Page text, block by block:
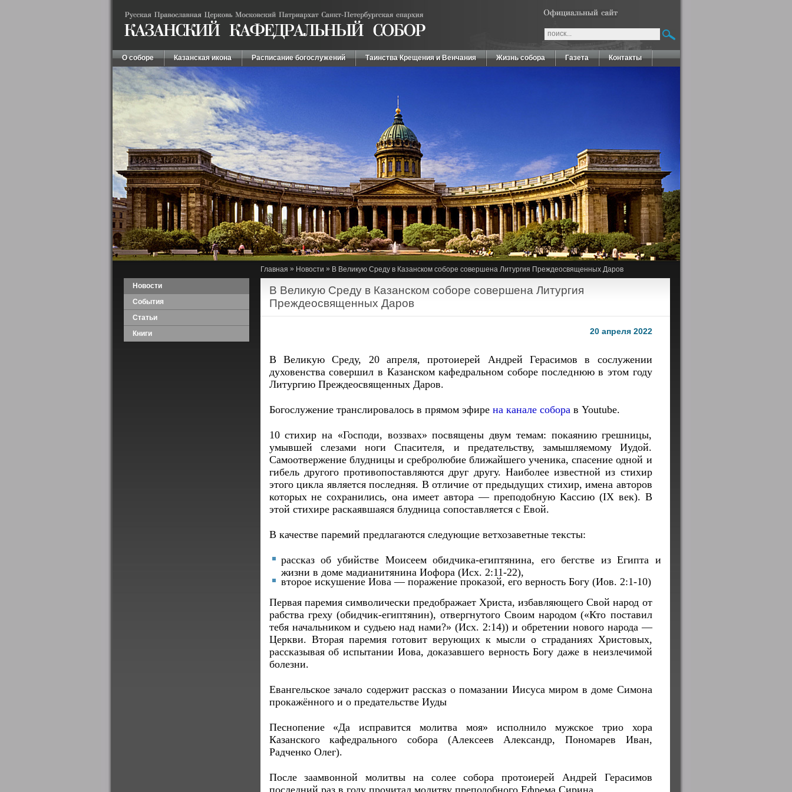
О соборе Казанская икона Расписание богослужений Таинства Крещения и Венчания Жизнь собора Газета Контакты
Новости
События
Статьи
Книги
Главная » Новости » В Великую Среду в Казанском соборе совершена Литургия Преждеосвященных Даров
В Великую Среду в Казанском соборе совершена Литургия
Преждеосвященных Даров
20 апреля 2022
В Великую Среду, 20 апреля, протоиерей Андрей Герасимов в сослужении
духовенства совершил в Казанском кафедральном соборе последнюю в этом году
Литургию Преждеосвященных Даров.
Богослужение транслировалось в прямом эфире на канале соборав Youtube.
10 стихир на «Господи, воззвах» посвящены двум темам: покаянию грешницы,
умывшей слезами ноги Спасителя, и предательству, замышляемому Иудой.
Самоотвержение блудницы и сребролюбие ближайшего ученика, спасение одной и
гибель другого противопоставляются друг другу. Наиболее известной из стихир
этого цикла является последняя. В отличие от предыдущих стихир, имена авторов
которых не сохранились, она имеет автора — преподобную Кассию (IX век). В
этой стихире раскаявшаяся блудница сопоставляется с Евой.
В качестве паремий предлагаются следующие ветхозаветные тексты:
рассказ об убийстве Моисеем обидчика-египтянина, его бегстве из Египта и
жизни в доме мадианитянина Иофора (Исх. 2:11-22),
второе искушение Иова — поражение проказой, его верность Богу (Иов. 2:1-10)
Первая паремия символически предображает Христа, избавляющего Свой народ от
рабства греху (обидчик-египтянин), отвергнутого Своим народом («Кто поставил
тебя начальником и судьею над нами?» (Исх. 2:14)) и обретении нового народа —
Церкви. Вторая паремия готовит верующих к мысли о страданиях Христовых,
рассказывая об испытании Иова, доказавшего верность Богу даже в неизлечимой
болезни.
Евангельское зачало содержит рассказ о помазании Иисуса миром в доме Симона
прокажённого и о предательстве Иуды
Песнопение «Да исправится молитва моя» исполнило мужское трио хора
Казанского кафедрального собора (Алексеев Александр, Пономарев Иван,
Радченко Олег).
После заамвонной молитвы на солее собора протоиерей Андрей Герасимов
последний раз в году прочитал молитву преподобного Ефрема Сирина.